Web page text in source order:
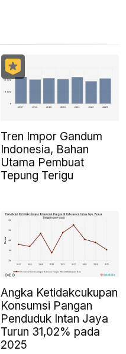
Tren Impor Gandum
Indonesia, Bahan
Utama Pembuat
Tepung Terigu
Angka Ketidakcukupan
Konsumsi Pangan
Penduduk Intan Jaya
Turun 31,02% pada
2025